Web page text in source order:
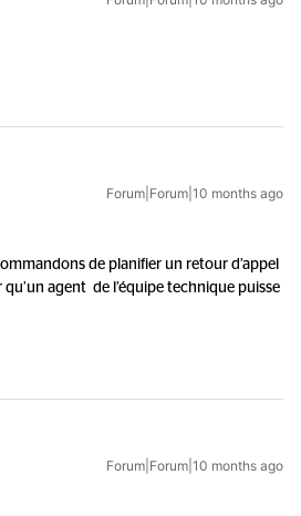
Forum|Forum|10 months ago
de planifier un retour d’appel
agent de l’équipe technique puisse
Forum|Forum|10 months ago